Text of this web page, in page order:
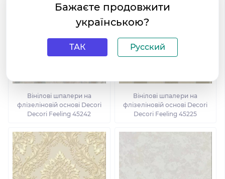
Вінілові шпалери на
флізеліновій основі Decori
Decori Feeling 45242
Вінілові шпалери на
флізеліновій основі Decori
Decori Feeling 45225
Бажаєте продовжити
українською?
ТАК Русский